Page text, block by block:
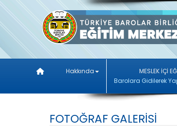
Hakkında
MESLEK İÇİ
Barolara Gidilerek
FOTOĞRAF GALERİSİ